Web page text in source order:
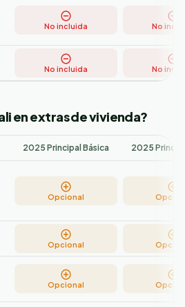
No incluida No
No incluida No
en extras de vivienda?
2025 Principal Básica 2025
Opcional
Opcional
Opcional